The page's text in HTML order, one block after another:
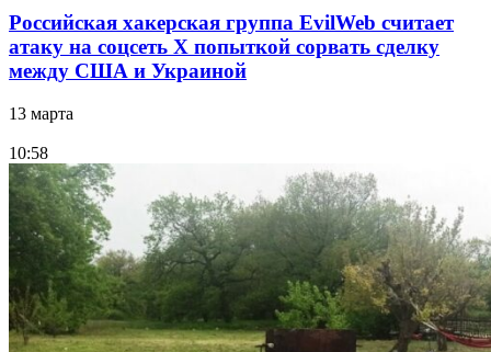
Российская хакерская группа EvilWeb считает
атаку на соцсеть Х попыткой сорвать сделку
между США и Украиной
13 марта
10:58